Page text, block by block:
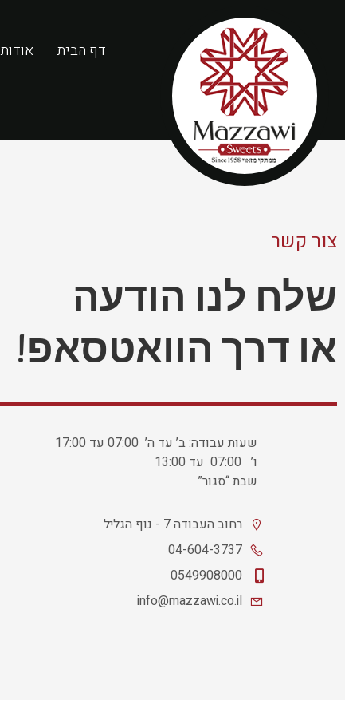
דף הבית אודות
צור קשר
שלח לנו הודעה
או דרך הוואטסאפ!
שעות עבודה: ב’ עד ה’ 07:00 עד 17:00
ו’ 07:00 עד 13:00
שבת “סגור”
רחוב העבודה 7 - נוף הגליל
04-604-3737
0549908000
info@mazzawi.co.il